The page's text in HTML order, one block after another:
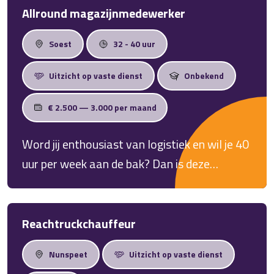
Allround magazijnmedewerker
Soest 32 - 40 uur
Uitzicht op vaste dienst Onbekend
€ 2.500 — 3.000 per maand
Word jij enthousiast van logistiek en wil je 40
uur per week aan de bak? Dan is deze
afwisselende baan in de logistiek wellicht
iets voor jou!
Reachtruckchauffeur
Nunspeet Uitzicht op vaste dienst